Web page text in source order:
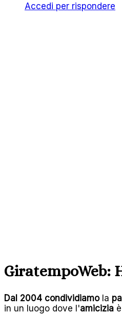
Accedi per rispondere
GiratempoWeb:
Dal 2004 condividiamola
in un luogo dove l'amicizia